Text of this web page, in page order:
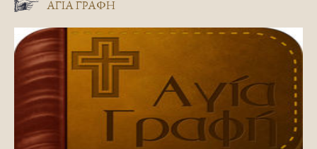
ΑΓΊΑ ΓΡΑΦΉ